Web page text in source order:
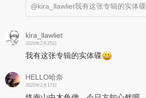
@kira_llawliet我有这张专辑的实体碟
kira_llawliet
2020年2月25日
我有这张专辑的实体碟
HELLO哈奈
2020年2月17日